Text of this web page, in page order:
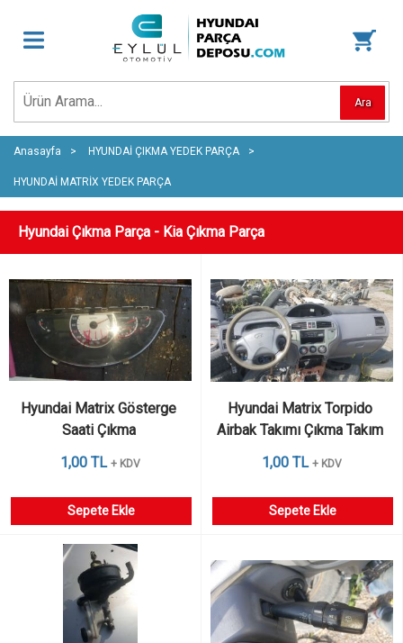
Ara
Anasayfa HYUNDAİ ÇIKMA YEDEK PARÇA
HYUNDAİ MATRİX YEDEK PARÇA
Hyundai Çıkma Parça - Kia Çıkma Parça
Hyundai Matrix Gösterge
Saati Çıkma
1,00 TL + KDV
Sepete Ekle
Hyundai Matrix Torpido
Airbak Takımı Çıkma Takım
1,00 TL + KDV
Sepete Ekle